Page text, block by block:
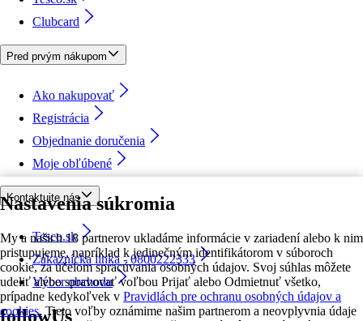
Nastavenia súkromia
My a našich 18 partnerov ukladáme informácie v zariadení alebo k nim
pristupujeme, napríklad k jedinečným identifikátorom v súboroch
cookie, za účelom spracúvania osobných údajov. Svoj súhlas môžete
udeliť alebo spravovať voľbou Prijať alebo Odmietnuť všetko,
prípadne kedykoľvek v Pravidlách pre ochranu osobných údajov a
cookies. Tieto voľby oznámime našim partnerom a neovplyvnia údaje
Clubcard
Pred prvým nákupom
Ako nakupovať
Registrácia
Objednanie doručenia
Moje obľúbené
Kontaktujte nás
Tesco.sk
Zákaznícka linka - 0800222333
Výber obchodu
followUs